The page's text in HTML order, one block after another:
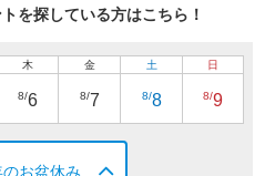
を探している方はこちら！
木
8/6
金
8/7
土
8/8
日
8/9
お盆休み